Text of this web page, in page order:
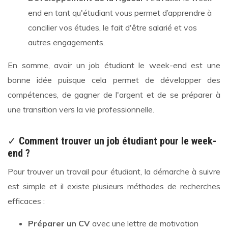
end en tant qu'étudiant vous permet d’apprendre à
concilier vos études, le fait d'être salarié et vos
autres engagements.
En somme, avoir un job étudiant le week-end est une
bonne idée puisque cela permet de développer des
compétences, de gagner de l'argent et de se préparer à
une transition vers la vie professionnelle.
✓ Comment trouver un job étudiant pour le week-
end ?
Pour trouver un travail pour étudiant, la démarche à suivre
est simple et il existe plusieurs méthodes de recherches
efficaces :
Préparer un CV avec une lettre de motivation